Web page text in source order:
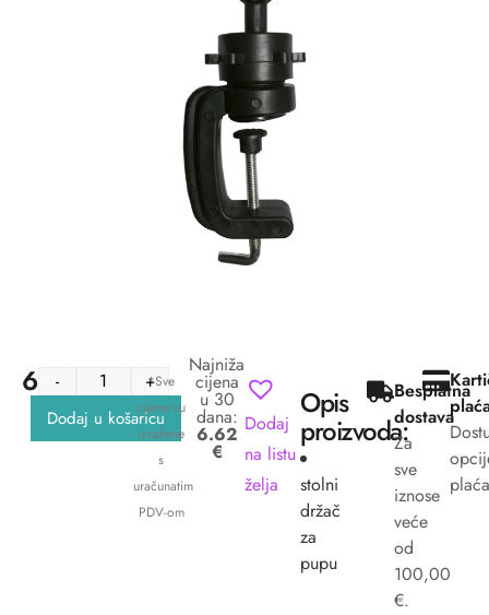
6.62
-
+
Dodaj u košaricu
*Sve
cijene su
izražene
s
uračunatim
PDV-om
Najniža
cijena
u 30
dana:
6.62
€
Dodaj
na listu
želja
Opis
proizvoda:
stolni
držač
za
pupu
Besplatna
dostava
Za
sve
iznose
veće
od
100,00
€.